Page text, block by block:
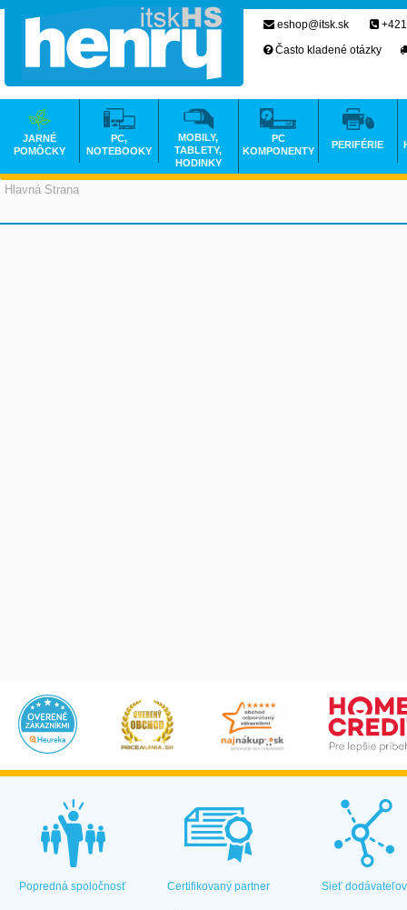
Hlavná Strana
eshop@itsk.sk
Často kladené otázky
JARNÉ
POMÔCKY
PC,
NOTEBOOKY
MOBILY,
TABLETY,
HODINKY
PC
KOMPONENTY
PERIFÉRIE
Popredná spoločnosť Certifikovaný partner Sieť dodávateľov